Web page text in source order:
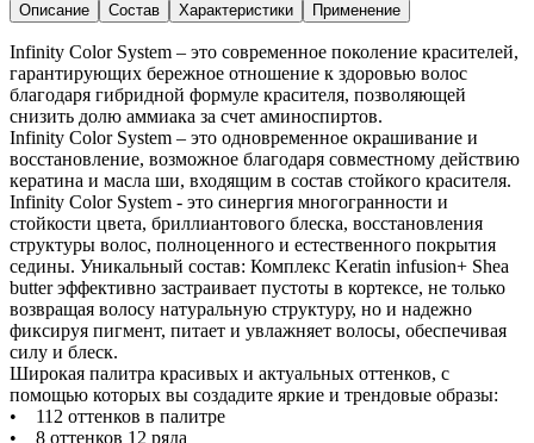
Описание
Состав Характеристики Применение
Infinity Color System – это современное поколение красителей,
гарантирующих бережное отношение к здоровью волос
благодаря гибридной формуле красителя, позволяющей
снизить долю аммиака за счет аминоспиртов.
Infinity Color System – это одновременное окрашивание и
восстановление, возможное благодаря совместному действию
кератина и масла ши, входящим в состав стойкого красителя.
Infinity Color System - это синергия многогранности и
стойкости цвета, бриллиантового блеска, восстановления
структуры волос, полноценного и естественного покрытия
седины. Уникальный состав: Комплекс Keratin infusion+ Sheа
butter эффективно застраивает пустоты в кортексе, не только
возвращая волосу натуральную структуру, но и надежно
фиксируя пигмент, питает и увлажняет волосы, обеспечивая
силу и блеск.
Широкая палитра красивых и актуальных оттенков, с
помощью которых вы создадите яркие и трендовые образы:
• 112 оттенков в палитре
• 8 оттенков 12 ряда